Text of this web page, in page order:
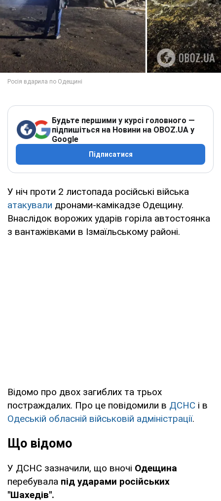
Будьте першими у курсі головного —
підпишіться на Новини на OBOZ.UA у
Google
Підписатися
У ніч проти 2 листопада російські війська
атакували дронами-камікадзе Одещину.
Внаслідок ворожих ударів горіла автостоянка
з вантажівками в Ізмаїльському районі.
Відомо про двох загиблих та трьох
постраждалих. Про це повідомили в ДСНС і в
Одеській обласній військовій адміністрації.
Що відомо
У ДСНС зазначили, що вночі Одещина
перебувала під ударами російських
"Шахедів".